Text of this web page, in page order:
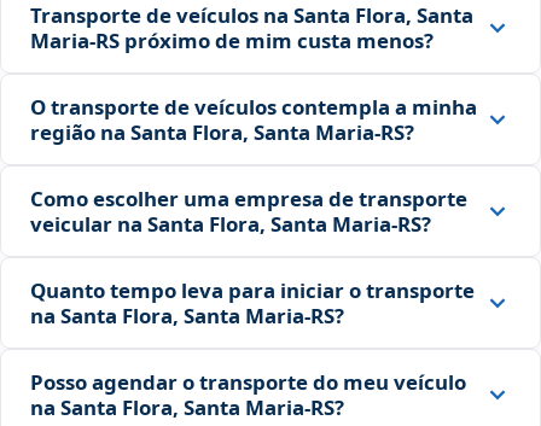
Transporte de veículos na Santa Flora, Santa
Maria‑RS próximo de mim custa menos?
O transporte de veículos contempla a minha
região na Santa Flora, Santa Maria‑RS?
Como escolher uma empresa de transporte
veicular na Santa Flora, Santa Maria‑RS?
Quanto tempo leva para iniciar o transporte
na Santa Flora, Santa Maria‑RS?
Posso agendar o transporte do meu veículo
na Santa Flora, Santa Maria‑RS?